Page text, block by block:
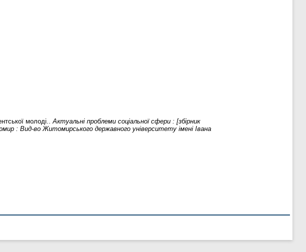
молоді.. Актуальні проблеми соціальної сфери : [збірник
: Вид-во Житомирського державного університету імені Івана